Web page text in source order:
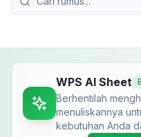
WPS AI Sheet
Berhentilah
menuliskannya
kebutuhan Anda